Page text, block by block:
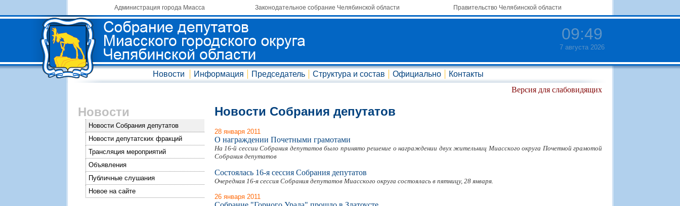
Администрация города Миасса Законодательное собрание Челябинской области Правительство Челябинской области
09:49
7 августа 2026
Новости Информация Председатель Структура и состав Официально
Контакты
Версия для слабовидящих
Новости
Новости Собрания депутатов
Новости депутатских фракций
Трансляция мероприятий
Объявления
Публичные слушания
Новое на сайте
Новости Собрания депутатов
28 января 2011
О награждении Почетными грамотами
На 16-й сессии Собрания депутатов было принято решение о награждении двух жительниц Миасского округа Почетной грамотой
Собрания депутатов
Состоялась 16-я сессия Собрания депутатов
Очередная 16-я сессия Собрания депутатов Миасского округа состоялась в пятницу, 28 января.
26 января 2011